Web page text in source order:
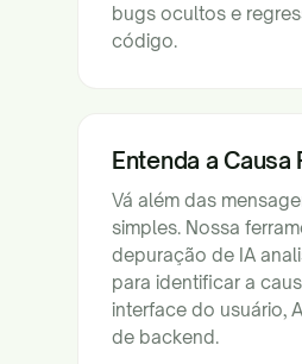
bugs ocultos e
código.
Entenda a Causa
Vá além das
simples. Nossa
depuração de IA
para identificar a
interface do usuário,
de backend.